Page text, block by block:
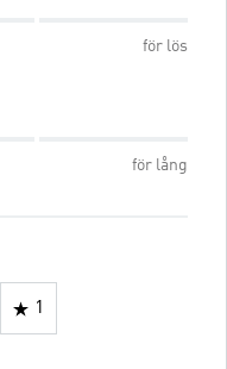
för lös
för lång
1